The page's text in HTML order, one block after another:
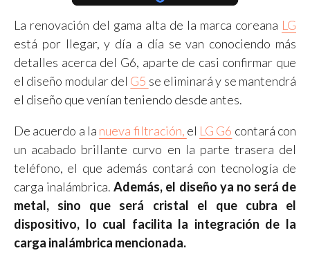
La renovación del gama alta de la marca coreana LG
está por llegar, y día a día se van conociendo más
detalles acerca del G6, aparte de casi confirmar que
el diseño modular del G5 se eliminará y se mantendrá
el diseño que venían teniendo desde antes.
De acuerdo a la nueva filtración, el LG G6 contará con
un acabado brillante curvo en la parte trasera del
teléfono, el que además contará con tecnología de
carga inalámbrica.Además, el diseño ya no será de
metal, sino que será cristal el que cubra el
dispositivo, lo cual facilita la integración de la
carga inalámbrica mencionada.